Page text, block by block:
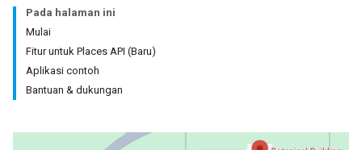
Pada halaman ini
Mulai
Fitur untuk Places API (Baru)
Aplikasi contoh
Bantuan & dukungan